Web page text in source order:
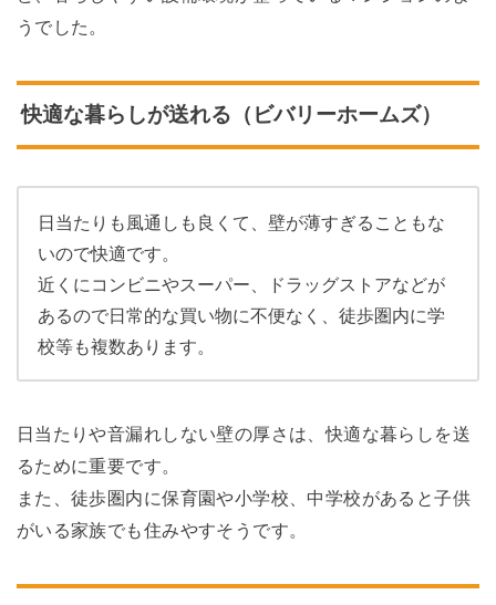
うでした。
快適な暮らしが送れる（ビバリーホームズ）
日当たりも風通しも良くて、壁が薄すぎることもな
いので快適です。
近くにコンビニやスーパー、ドラッグストアなどが
あるので日常的な買い物に不便なく、徒歩圏内に学
校等も複数あります。
日当たりや音漏れしない壁の厚さは、快適な暮らしを送
るために重要です。
また、徒歩圏内に保育園や小学校、中学校があると子供
がいる家族でも住みやすそうです。